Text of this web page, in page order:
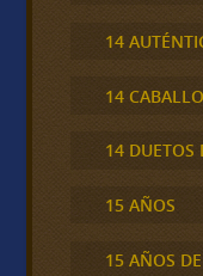
14
14
14 DUETOS
15 AÑOS
15 AÑOS